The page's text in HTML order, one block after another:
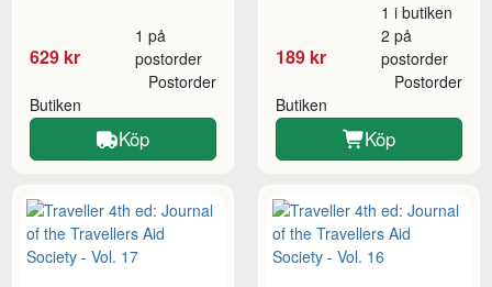
629 kr
1 på
postorder
Butiken
Postorder
Köp
189 kr
1 i butiken
2 på
postorder
Butiken
Postorder
Köp